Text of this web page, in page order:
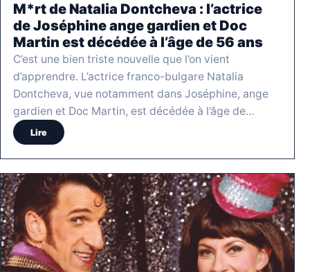
M*rt de Natalia Dontcheva : l’actrice
de Joséphine ange gardien et Doc
Martin est décédée à l’âge de 56 ans
C’est une bien triste nouvelle que l’on vient
d’apprendre. L’actrice franco-bulgare Natalia
Dontcheva, vue notamment dans Joséphine, ange
gardien et Doc Martin, est décédée à l’âge de…
Lire